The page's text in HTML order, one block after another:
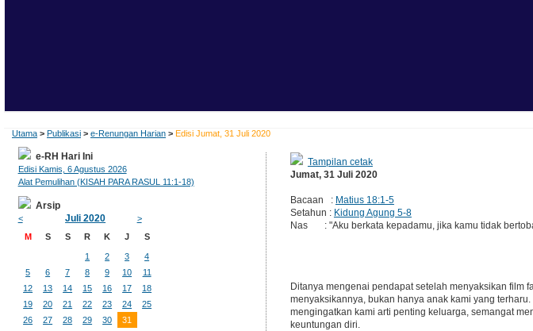
Utama > Publikasi > e-Renungan Harian > Edisi Jumat, 31 Juli 2020
Tampilan cetak
Jumat, 31 Juli 2020
Bacaan : Matius 18:1-5
Setahun : Kidung Agung 5-8
Nas : "Aku berkata kepadamu, jika kamu tidak
Ditanya mengenai pendapat setelah menyaksikan film
menyaksikannya, bukan hanya anak kami yang
mengingatkan kami arti penting keluarga, semangat
keuntungan diri.
e-RH Hari Ini
Edisi Kamis, 6 Agustus 2026
Alat Pemulihan (KISAH PARA RASUL 11:1-18)
Arsip
< Juli 2020
>
M
S S R K J S
1 2 3
4
5
6 7 8 9 10
11
12
13 14 15 16 17
18
19
20 21 22 23 24
25
26
27 28 29 30 31